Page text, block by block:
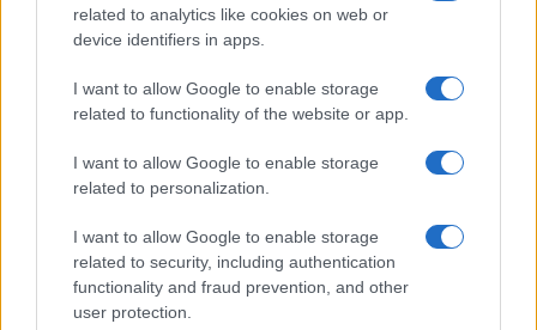
related to analytics like cookies on web or
device identifiers in apps.
I want to allow Google to enable storage
related to functionality of the website or app.
I want to allow Google to enable storage
related to personalization.
I want to allow Google to enable storage
related to security, including authentication
functionality and fraud prevention, and other
user protection.
Facebook
Cookie Policy
Globalsport
GiULia
Prima Pagina
Giornale dello
Spettacolo
Wondernet
Giuliana Sgrena